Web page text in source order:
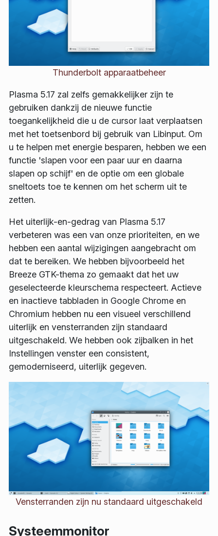
Thunderbolt apparaatbeheer
Plasma 5.17 zal zelfs gemakkelijker zijn te
gebruiken dankzij de nieuwe functie
toegankelijkheid die u de cursor laat verplaatsen
met het toetsenbord bij gebruik van Libinput. Om
u te helpen met energie besparen, hebben we een
functie 'slapen voor een paar uur en daarna
slapen op schijf' en de optie om een globale
sneltoets toe te kennen om het scherm uit te
zetten.
Het uiterlijk-en-gedrag van Plasma 5.17
verbeteren was een van onze prioriteiten, en we
hebben een aantal wijzigingen aangebracht om
dat te bereiken. We hebben bijvoorbeeld het
Breeze GTK-thema zo gemaakt dat het uw
geselecteerde kleurschema respecteert. Actieve
en inactieve tabbladen in Google Chrome en
Chromium hebben nu een visueel verschillend
uiterlijk en vensterranden zijn standaard
uitgeschakeld. We hebben ook zijbalken in het
Instellingen venster een consistent,
gemoderniseerd, uiterlijk gegeven.
Vensterranden zijn nu standaard uitgeschakeld
Systeemmonitor